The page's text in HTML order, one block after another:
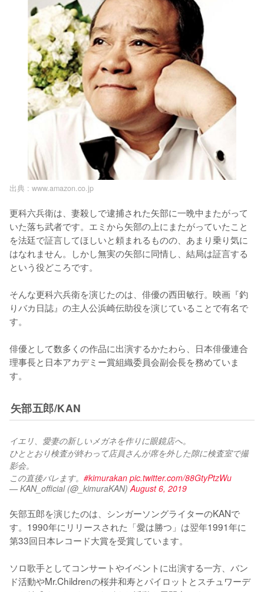
出典 : www.amazon.co.jp
更科六兵衛は、妻殺しで逮捕された矢部に一晩中またがって
いた落ち武者です。エミから矢部の上にまたがっていたこと
を法廷で証言してほしいと頼まれるものの、あまり乗り気に
はなれません。しかし無実の矢部に同情し、結局は証言する
という役どころです。
そんな更科六兵衛を演じたのは、俳優の西田敏行。映画『釣
りバカ日誌』の主人公浜崎伝助役を演じていることで有名で
す。
俳優として数多くの作品に出演するかたわら、日本俳優連合
理事長と日本アカデミー賞組織委員会副会長を務めていま
す。
矢部五郎/KAN
イエリ、愛妻の新しいメガネを作りに眼鏡店へ。
ひととおり検査が終わって店員さんが席を外した隙に検査室で撮
影会。
この直後バレます。 #kimurakan pic.twitter.com/88GtyPtzWu
— KAN_official (@_kimuraKAN) August 6, 2019
矢部五郎を演じたのは、シンガーソングライターのKANで
す。1990年にリリースされた「愛は勝つ」は翌年1991年に
第33回日本レコード大賞を受賞しています。
ソロ歌手としてコンサートやイベントに出演する一方、バン
ド活動やMr.Childrenの桜井和寿とパイロットとスチュワーデ